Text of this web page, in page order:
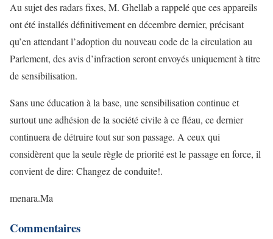
Au sujet des radars fixes, M. Ghellab a rappelé que ces appareils
ont été installés définitivement en décembre dernier, précisant
qu’en attendant l’adoption du nouveau code de la circulation au
Parlement, des avis d’infraction seront envoyés uniquement à titre
de sensibilisation.
Sans une éducation à la base, une sensibilisation continue et
surtout une adhésion de la société civile à ce fléau, ce dernier
continuera de détruire tout sur son passage. A ceux qui
considèrent que la seule règle de priorité est le passage en force, il
convient de dire: Changez de conduite!.
menara.Ma
Commentaires